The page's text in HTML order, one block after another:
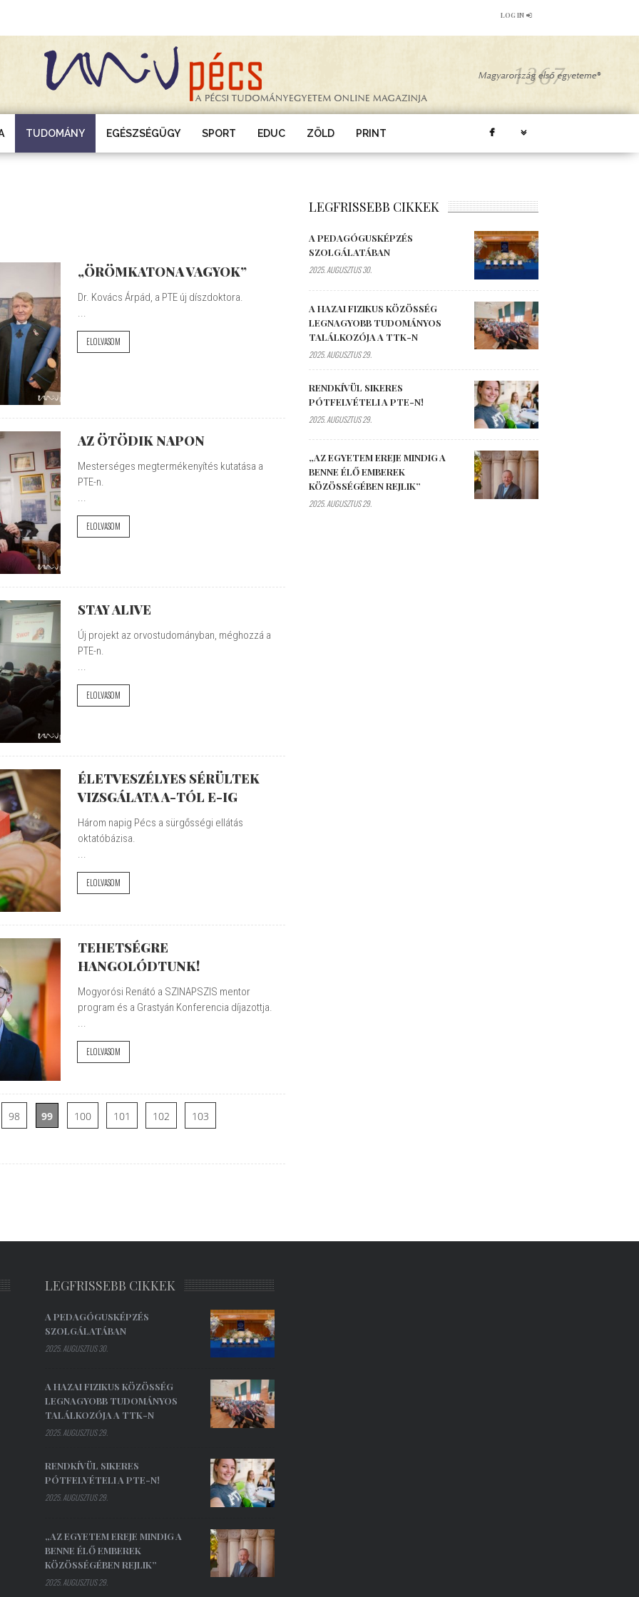
LOG IN
TUDOMÁNY EGÉSZSÉGÜGY SPORT EDUC ZÖLD PRINT
„ÖRÖMKATONA VAGYOK”
Dr. Kovács Árpád, a PTE új díszdoktora.
...
ELOLVASOM
AZ ÖTÖDIK NAPON
Mesterséges megtermékenyítés kutatása a
PTE-n.
...
ELOLVASOM
STAY ALIVE
Új projekt az orvostudományban, méghozzá a
PTE-n.
...
ELOLVASOM
ÉLETVESZÉLYES SÉRÜLTEK
VIZSGÁLATA A-TÓL E-IG
Három napig Pécs a sürgősségi ellátás
oktatóbázisa.
...
ELOLVASOM
TEHETSÉGRE
HANGOLÓDTUNK!
Mogyorósi Renátó a SZINAPSZIS mentor
program és a Grastyán Konferencia díjazottja.
...
ELOLVASOM
98 99 100 101 102
103
LEGFRISSEBB CIKKEK
A PEDAGÓGUSKÉPZÉS
SZOLGÁLATÁBAN
2025. AUGUSZTUS 30.
A HAZAI FIZIKUS KÖZÖSSÉG
LEGNAGYOBB TUDOMÁNYOS
TALÁLKOZÓJA A TTK-N
2025. AUGUSZTUS 29.
RENDKÍVÜL SIKERES
PÓTFELVÉTELI A PTE-N!
2025. AUGUSZTUS 29.
„AZ EGYETEM EREJE MINDIG A
BENNE ÉLŐ EMBEREK
KÖZÖSSÉGÉBEN REJLIK”
2025. AUGUSZTUS 29.
LEGFRISSEBB CIKKEK
A PEDAGÓGUSKÉPZÉS
SZOLGÁLATÁBAN
2025. AUGUSZTUS 30.
A HAZAI FIZIKUS KÖZÖSSÉG
LEGNAGYOBB TUDOMÁNYOS
TALÁLKOZÓJA A TTK-N
2025. AUGUSZTUS 29.
RENDKÍVÜL SIKERES
PÓTFELVÉTELI A PTE-N!
2025. AUGUSZTUS 29.
„AZ EGYETEM EREJE MINDIG A
BENNE ÉLŐ EMBEREK
KÖZÖSSÉGÉBEN REJLIK”
2025. AUGUSZTUS 29.